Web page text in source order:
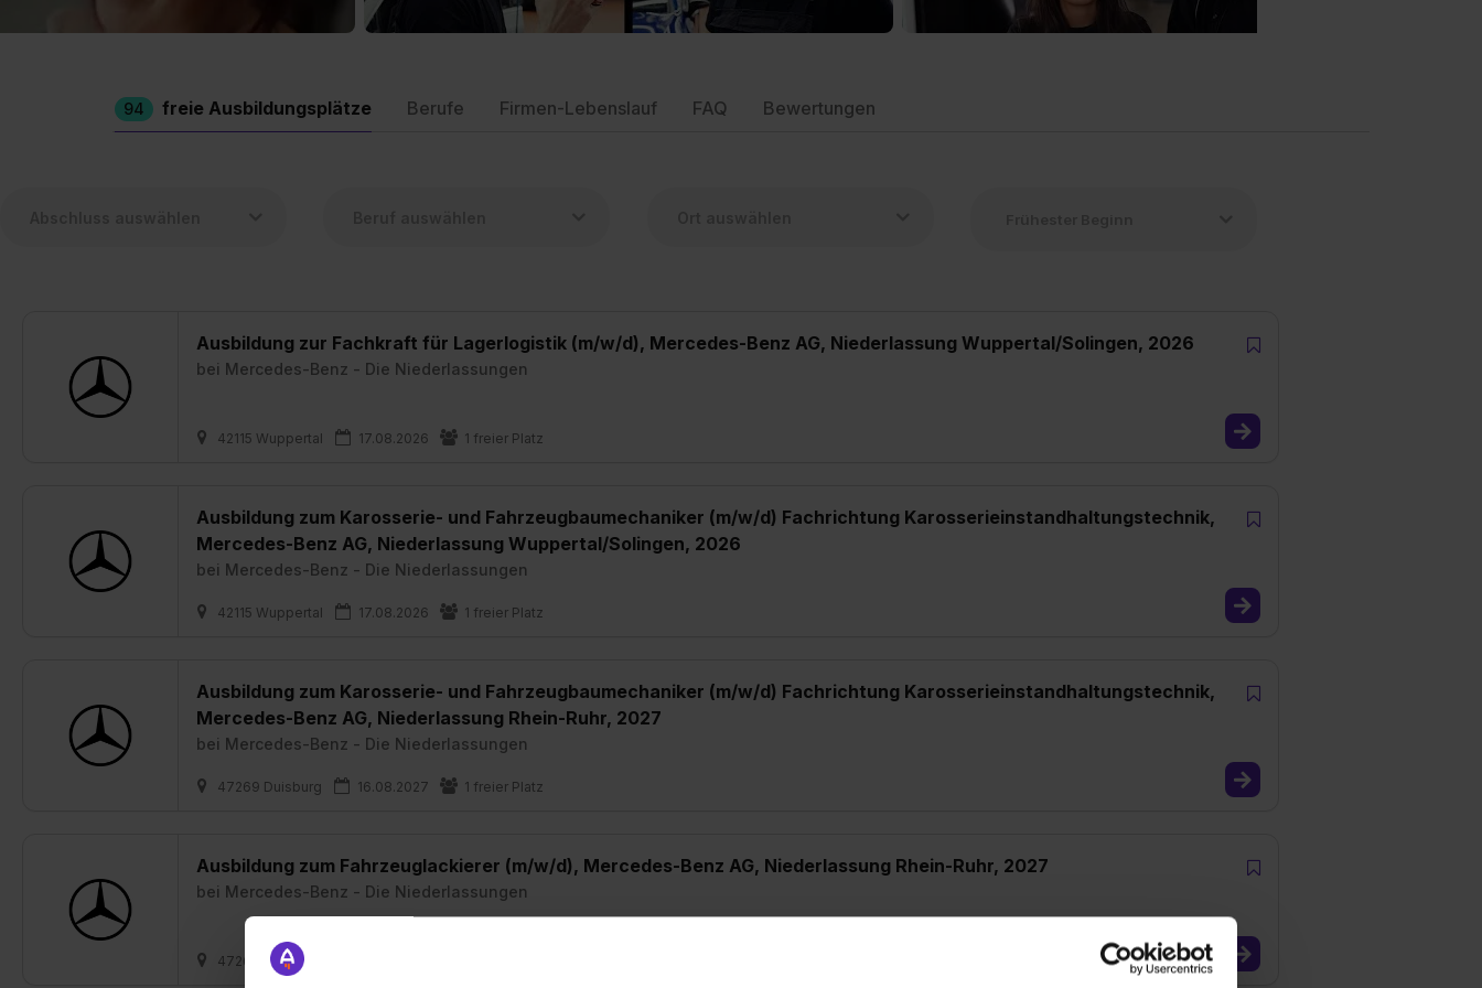
94 freie Ausbildungsplätze Berufe Firmen-Lebenslauf FAQ Bewertungen
Ausbildung zur Fachkraft für Lagerlogistik (m/w/d), Mercedes-Benz AG, Niederlassung Wuppertal/Solingen, 2026
bei Mercedes-Benz - Die Niederlassungen
42115 Wuppertal 17.08.2026 1 freier Platz
Ausbildung zum Karosserie- und Fahrzeugbaumechaniker (m/w/d) Fachrichtung Karosserieinstandhaltungstechnik,
Mercedes-Benz AG, Niederlassung Wuppertal/Solingen, 2026
bei Mercedes-Benz - Die Niederlassungen
42115 Wuppertal 17.08.2026 1 freier Platz
Ausbildung zum Karosserie- und Fahrzeugbaumechaniker (m/w/d) Fachrichtung Karosserieinstandhaltungstechnik,
Mercedes-Benz AG, Niederlassung Rhein-Ruhr, 2027
bei Mercedes-Benz - Die Niederlassungen
47269 Duisburg 16.08.2027 1 freier Platz
Ausbildung zum Fahrzeuglackierer (m/w/d), Mercedes-Benz AG, Niederlassung Rhein-Ruhr, 2027
bei Mercedes-Benz - Die Niederlassungen
47269 Duisburg